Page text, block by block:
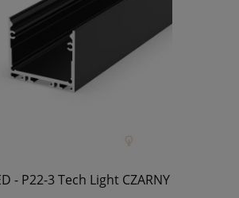
- P22-3 Tech Light CZARNY